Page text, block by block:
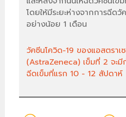
โดยให้มีระยะห่างจากการฉีด
อย่างน้อย 1 เดือน
วัคซีนโควิด-19 ของแอสตราเ
(AstraZeneca) เข็มที่ 2 จะ
ฉีดเข็มที่แรก 10 - 12 สัปดาห์